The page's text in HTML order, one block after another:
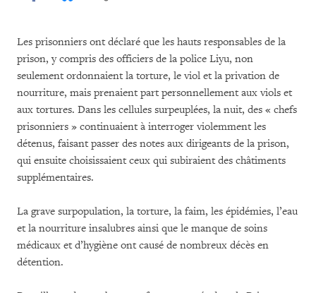
Les prisonniers ont déclaré que les hauts responsables de la
prison, y compris des officiers de la police Liyu, non
seulement ordonnaient la torture, le viol et la privation de
nourriture, mais prenaient part personnellement aux viols et
aux tortures. Dans les cellules surpeuplées, la nuit, des « chefs
prisonniers » continuaient à interroger violemment les
détenus, faisant passer des notes aux dirigeants de la prison,
qui ensuite choisissaient ceux qui subiraient des châtiments
supplémentaires.
La grave surpopulation, la torture, la faim, les épidémies, l’eau
et la nourriture insalubres ainsi que le manque de soins
médicaux et d’hygiène ont causé de nombreux décès en
détention.